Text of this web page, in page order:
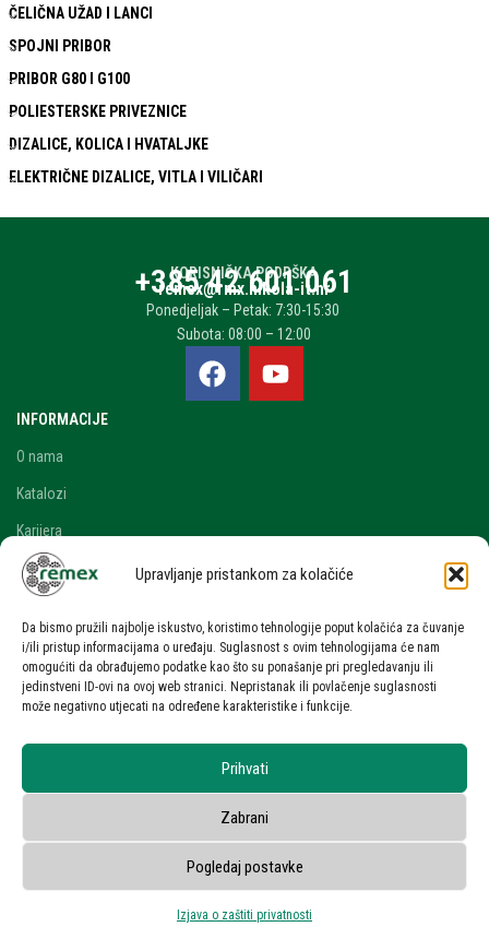
Upravljanje pristankom za kolačiće
Da bismo pružili najbolje iskustvo, koristimo tehnologije poput kolačića za čuvanje
i/ili pristup informacijama o uređaju. Suglasnost s ovim tehnologijama će nam
omogućiti da obrađujemo podatke kao što su ponašanje pri pregledavanju ili
jedinstveni ID-ovi na ovoj web stranici. Nepristanak ili povlačenje suglasnosti
može negativno utjecati na određene karakteristike i funkcije.
Prihvati
Zabrani
Pogledaj postavke
Izjava o zaštiti privatnosti
ČELIČNA UŽAD I LANCI
SPOJNI PRIBOR
PRIBOR G80 I G100
POLIESTERSKE PRIVEZNICE
DIZALICE, KOLICA I HVATALJKE
ELEKTRIČNE DIZALICE, VITLA I VILIČARI
KORISNIČKA PODRŠKA
+385 42 601 061
remex@rmx.nikola-it.hr
Ponedjeljak – Petak: 7:30-15:30
Subota: 08:00 – 12:00
INFORMACIJE
O nama
Katalozi
Karijera
Blog i novosti
RAČUN
Moj račun
Zahtjev za ponudom
UVJETI KORIŠTENJA
Uvjeti korištenja stranice